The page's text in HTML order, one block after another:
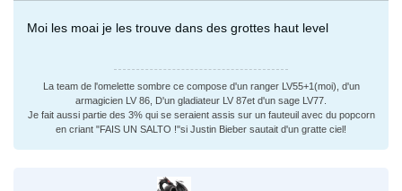
Moi les moai je les trouve dans des grottes haut level
La team de l'omelette sombre ce compose d'un ranger LV55+1(moi), d'un
armagicien LV 86, D'un gladiateur LV 87et d'un sage LV77.
Je fait aussi partie des 3% qui se seraient assis sur un fauteuil avec du popcorn
en criant "FAIS UN SALTO !"si Justin Bieber sautait d'un gratte ciel!